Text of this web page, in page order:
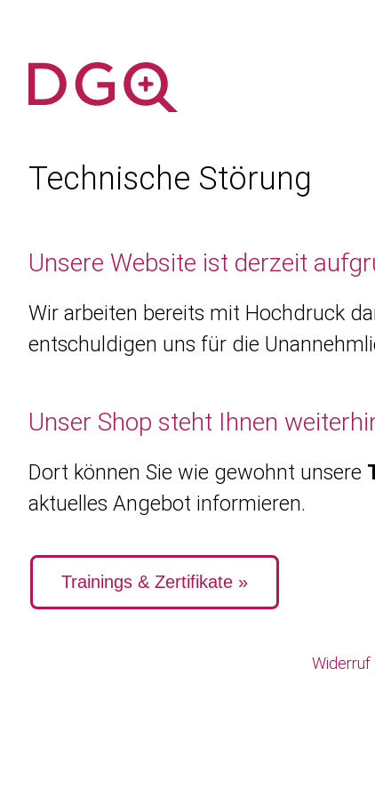
Technische Störung
Unsere Website ist derzeit
Wir arbeiten bereits mit Hochdruck
entschuldigen uns für die
Unser Shop steht Ihnen
Dort können Sie wie gewohnt unsere
aktuelles Angebot informieren.
Trainings & Zertifikate »
Widerruf